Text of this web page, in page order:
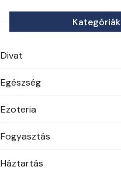
Kategóriák
Divat
Egészség
Ezoteria
Fogyasztás
Háztartás